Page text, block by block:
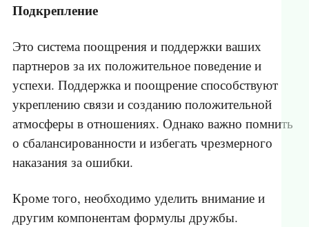
Подкрепление
Это система поощрения и поддержки ваших
партнеров за их положительное поведение и
успехи. Поддержка и поощрение способствуют
укреплению связи и созданию положительной
атмосферы в отношениях. Однако важно помнить
о сбалансированности и избегать чрезмерного
наказания за ошибки.
Кроме того, необходимо уделить внимание и
другим компонентам формулы дружбы.